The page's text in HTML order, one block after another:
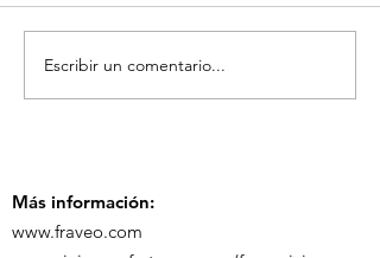
TourTravelynByFraveo
participó en la
Escribir un comentario...
Más información:
www.fraveo.com